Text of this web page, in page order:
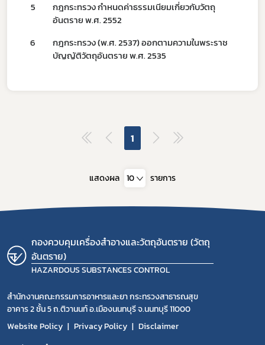
5
กฎกระทรวง กำหนดค่าธรรมเนียมเกี่ยวกับวัตถุ
อันตราย พ.ศ. 2552
6
กฎกระทรวง (พ.ศ. 2537) ออกตามความในพระราช
บัญญัติวัตถุอันตราย พ.ศ. 2535
1
แสดงผล 10 รายการ
กองควบคุมเครื่องสำอางและวัตถุอันตราย (วัตถุ
อันตราย)
HAZARDOUS SUBSTANCES CONTROL
สำนักงานคณะกรรมการอาหารและยา กระทรวงสาธารณสุข
อาคาร 2 ชั้น 5 ถ.ติวานนท์ อ.เมืองนนทบุรี จ.นนทบุรี 11000
Website Policy
Privacy Policy
Disclaimer